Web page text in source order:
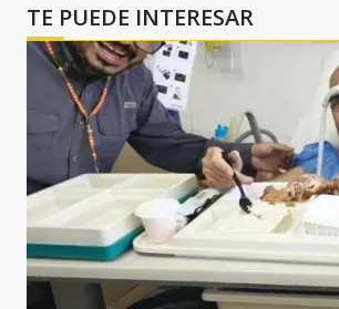
TE PUEDE INTERESAR